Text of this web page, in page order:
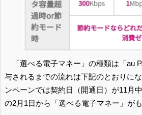
「選べる電子マネー」の種類は「au
与されるまでの流れは下記のとおりに
ンペーンでは契約日（開通日）が11月
の2月1日から「選べる電子マネー」が